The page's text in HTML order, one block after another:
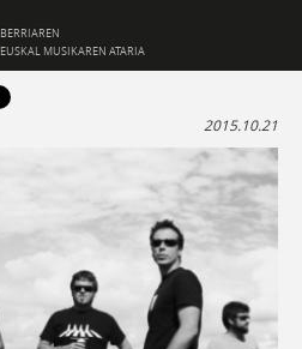
BERRIAREN
EUSKAL MUSIKAREN ATARIA
2015.10.21